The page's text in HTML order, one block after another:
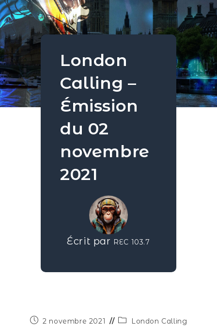
London
Calling –
Émission
du 02
novembre
2021
Écrit par REC 103.7
2 novembre 2021 London Calling